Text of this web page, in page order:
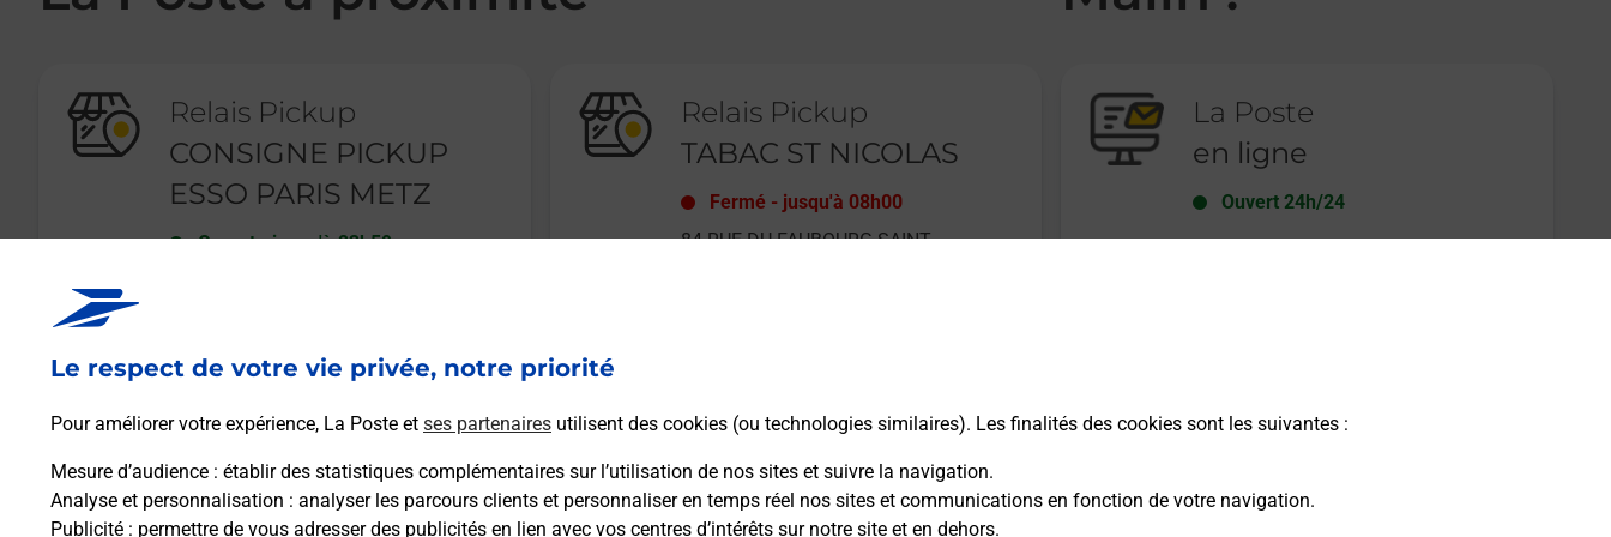
Le respect de votre vie privée, notre priorité
Pour améliorer votre expérience, La Poste et ses partenaires utilisent des cookies (ou technologies similaires). Les finalités des cookies sont les suivantes :
Mesure d’audience : établir des statistiques complémentaires sur l’utilisation de nos sites et suivre la navigation.
Analyse et personnalisation : analyser les parcours clients et personnaliser en temps réel nos sites et communications en fonction de votre navigation.
Publicité : permettre de vous adresser des publicités en lien avec vos centres d’intérêts sur notre site et en dehors.
Relais Pickup
CONSIGNE PICKUP
ESSO PARIS METZ
Ouvert-jusqu'à 23h59
En savoir plus
Relais Pickup
TABAC ST NICOLAS
Fermé - jusqu'à 08h00
84 RUE DU FAUBOURG SAINT
La Poste
en ligne
Ouvert 24h/24